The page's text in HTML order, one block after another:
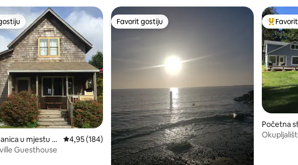
recenzija: 65
gostiju
u mjestu O
prosječna ocjena 4,95 od 5, recenzija: 184
4,95 (184)
Guesthouse
Favorit gostiju
Favorit gostiju Glavni
Početna
n Park